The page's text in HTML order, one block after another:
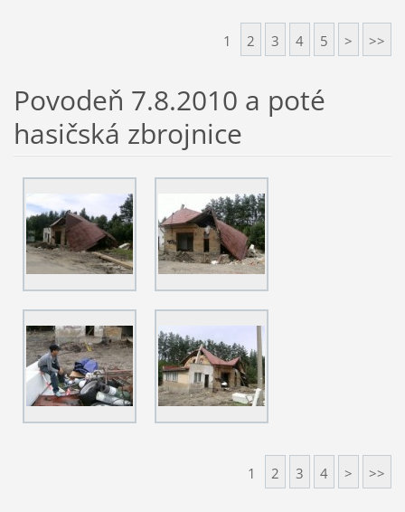
1 2 3 4 5 > >>
Povodeň 7.8.2010 a poté
hasičská zbrojnice
1 2 3 4 > >>